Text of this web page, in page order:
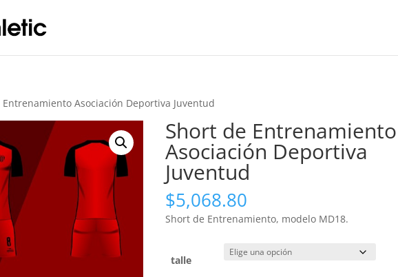
Asociación Deportiva Juventud
Short de Entrenamiento
Asociación Deportiva
Juventud
$5,068.80
Short de Entrenamiento, modelo MD18.
talle